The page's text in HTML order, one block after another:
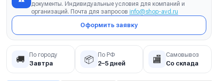
документы. Индивидуальные условия для компаний и
организаций. Почта для запросов info@shop-avd.ru
Оформить заявку
🚚 По городу
Завтра 📦 По РФ
2–5 дней 🏬 Самовывоз
Со склада